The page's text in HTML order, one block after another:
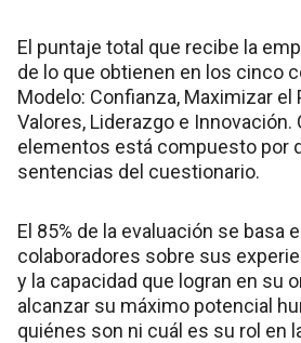
El puntaje total que recibe la
de lo que obtienen en los cinco
Modelo: Confianza, Maximizar el
Valores, Liderazgo e Innovación.
elementos está compuesto por
sentencias del cuestionario.
El 85% de la evaluación se basa
colaboradores sobre sus
y la capacidad que logran en su
alcanzar su máximo potencial
quiénes son ni cuál es su rol en